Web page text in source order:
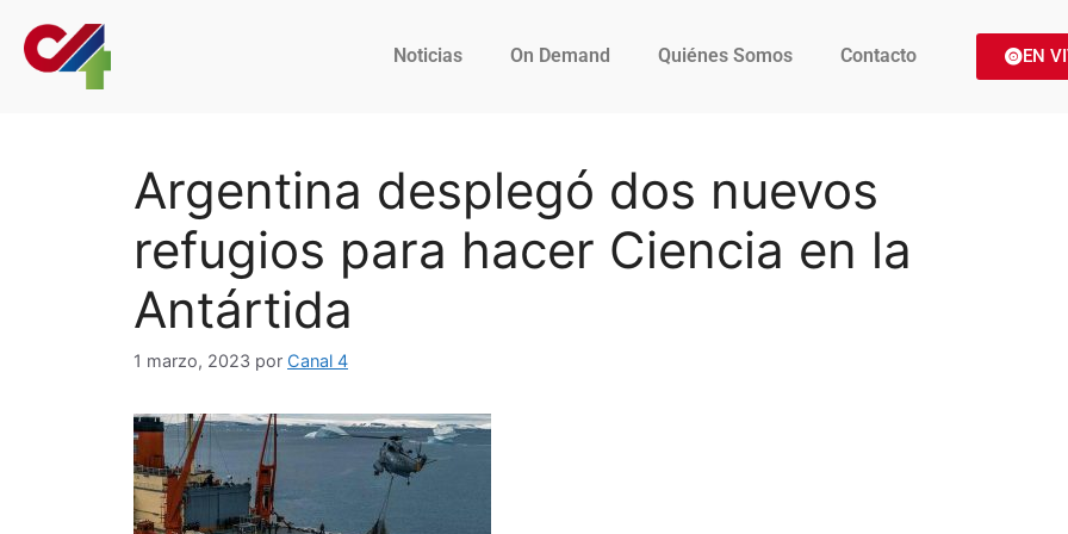
Noticias On Demand Quiénes Somos Contacto EN
Argentina desplegó dos nuevos
refugios para hacer Ciencia en la
Antártida
1 marzo, 2023 por Canal 4